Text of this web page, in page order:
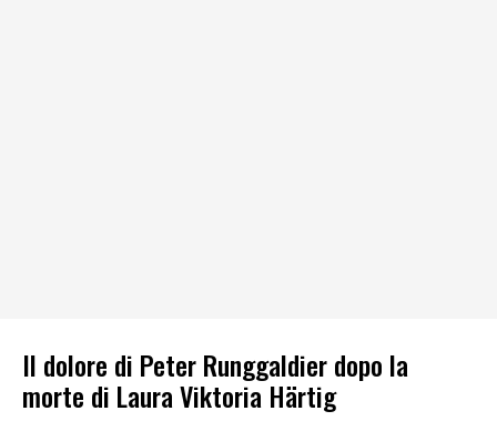
Il dolore di Peter Runggaldier dopo la
morte di Laura Viktoria Härtig